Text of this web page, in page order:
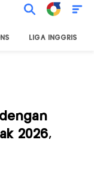
LIGA INGGRIS
2026,